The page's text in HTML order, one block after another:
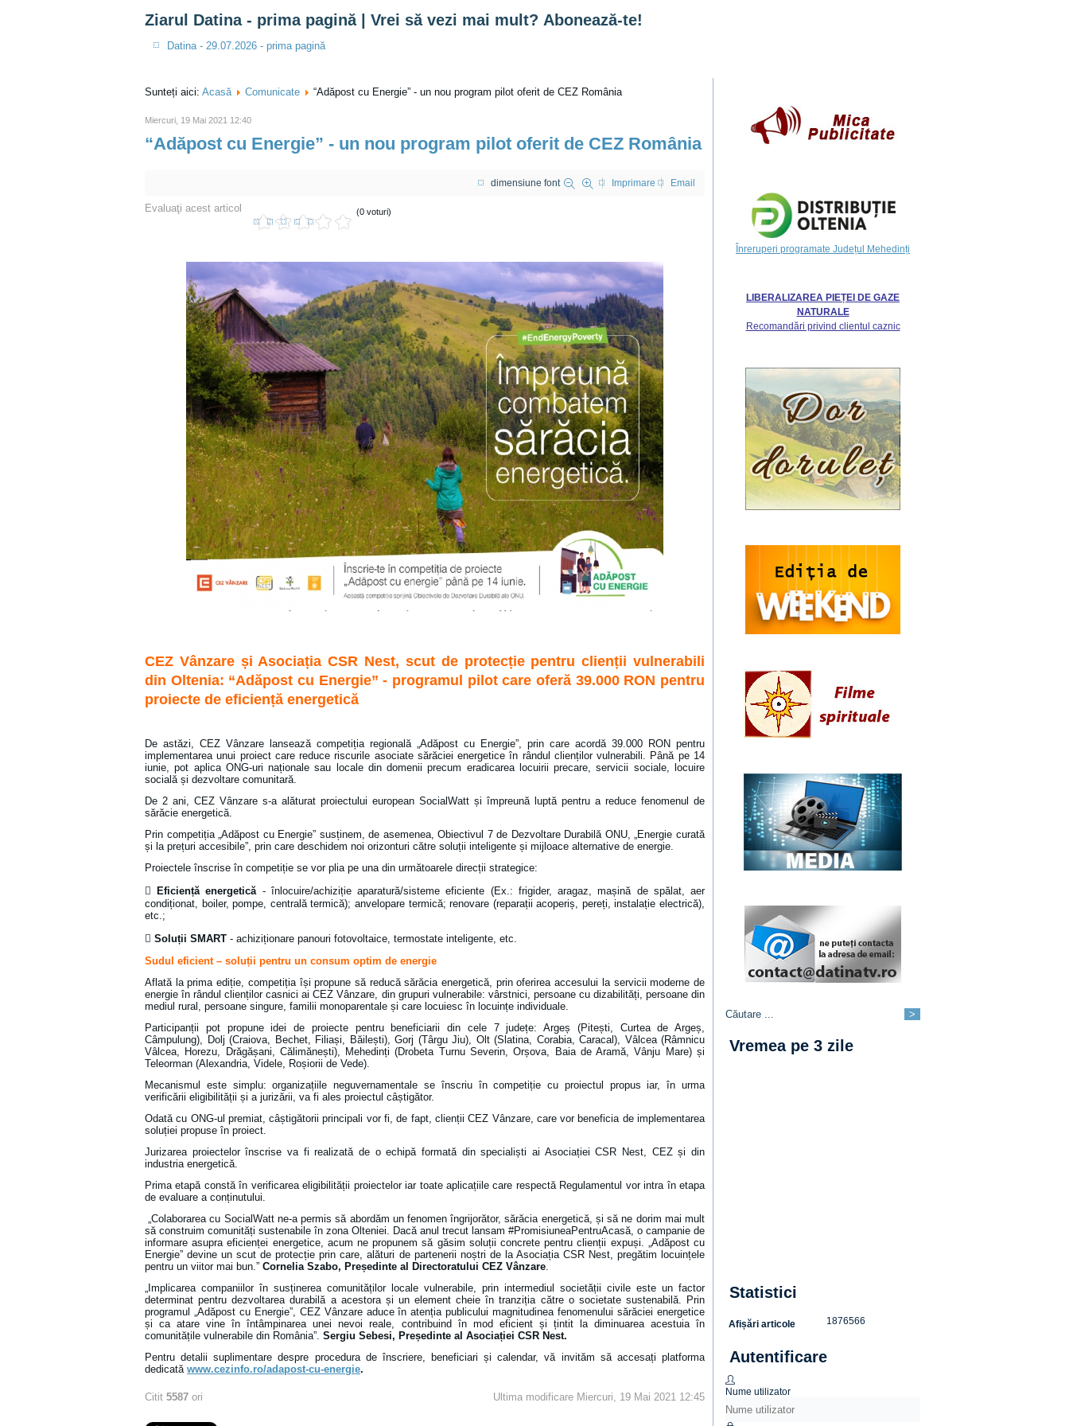
Ziarul Datina - prima pagină | Vrei să vezi mai mult? Abonează-te!
Datina - 29.07.2026 - prima pagină
Sunteți aici: Acasă Comunicate “Adăpost cu Energie” - un nou program pilot oferit de CEZ România
Miercuri, 19 Mai 2021 12:40
“Adăpost cu Energie” - un nou program pilot oferit de CEZ România
dimensiune font Imprimare Email
Evaluaţi acest articol (0 voturi)
CEZ Vânzare și Asociația CSR Nest, scut de protecție pentru clienții vulnerabili
din Oltenia: “Adăpost cu Energie” - programul pilot care oferă 39.000 RON pentru
proiecte de eficiență energetică
De astăzi, CEZ Vânzare lansează competiția regională „Adăpost cu Energie”, prin care acordă 39.000 RON pentru
implementarea unui proiect care reduce riscurile asociate sărăciei energetice în rândul clienților vulnerabili. Până pe 14
iunie, pot aplica ONG-uri naționale sau locale din domenii precum eradicarea locuirii precare, servicii sociale, locuire
socială și dezvoltare comunitară.
De 2 ani, CEZ Vânzare s-a alăturat proiectului european SocialWatt și împreună luptă pentru a reduce fenomenul de
sărăcie energetică.
Prin competiția „Adăpost cu Energie” susținem, de asemenea, Obiectivul 7 de Dezvoltare Durabilă ONU, „Energie curată
și la prețuri accesibile”, prin care deschidem noi orizonturi către soluții inteligente și mijloace alternative de energie.
Proiectele înscrise în competiție se vor plia pe una din următoarele direcții strategice:

Eficiență energetică- înlocuire/achiziție aparatură/sisteme eficiente (Ex.: frigider, aragaz, mașină de spălat, aer
condiționat, boiler, pompe, centrală termică); anvelopare termică; renovare (reparații acoperiș, pereți, instalație electrică),
etc.;
 Soluții SMART - achiziționare panouri fotovoltaice, termostate inteligente, etc.
Sudul eficient – soluții pentru un consum optim de energie
Aflată la prima ediție, competiția își propune să reducă sărăcia energetică, prin oferirea accesului la servicii moderne de
energie în rândul clienților casnici ai CEZ Vânzare, din grupuri vulnerabile: vârstnici, persoane cu dizabilități, persoane din
mediul rural, persoane singure, familii monoparentale și care locuiesc în locuințe individuale.
Participanții pot propune idei de proiecte pentru beneficiarii din cele 7 județe: Argeș (Pitești, Curtea de Argeș,
Câmpulung), Dolj (Craiova, Bechet, Filiași, Băilești), Gorj (Târgu Jiu), Olt (Slatina, Corabia, Caracal), Vâlcea (Râmnicu
Vâlcea, Horezu, Drăgășani, Călimănești), Mehedinți (Drobeta Turnu Severin, Orșova, Baia de Aramă, Vânju Mare) și
Teleorman (Alexandria, Videle, Roșiorii de Vede).
Mecanismul este simplu: organizațiile neguvernamentale se înscriu în competiție cu proiectul propus iar, în urma
verificării eligibilității și a jurizării, va fi ales proiectul câștigător.
Odată cu ONG-ul premiat, câștigătorii principali vor fi, de fapt, clienții CEZ Vânzare, care vor beneficia de implementarea
soluției propuse în proiect.
Jurizarea proiectelor înscrise va fi realizată de o echipă formată din specialiști ai Asociației CSR Nest, CEZ și din
industria energetică.
Prima etapă constă în verificarea eligibilității proiectelor iar toate aplicațiile care respectă Regulamentul vor intra în etapa
de evaluare a conținutului.
„Colaborarea cu SocialWatt ne-a permis să abordăm un fenomen îngrijorător, sărăcia energetică, și să ne dorim mai mult
să construim comunități sustenabile în zona Olteniei. Dacă anul trecut lansam #PromisiuneaPentruAcasă, o campanie de
informare asupra eficienței energetice, acum ne propunem să găsim soluții concrete pentru clienții expuși. „Adăpost cu
Energie” devine un scut de protecție prin care, alături de partenerii noștri de la Asociația CSR Nest, pregătim locuințele
pentru un viitor mai bun.” Cornelia Szabo, Președinte al Directoratului CEZ Vânzare.
„Implicarea companiilor în susținerea comunităților locale vulnerabile, prin intermediul societății civile este un factor
determinat pentru dezvoltarea durabilă a acestora și un element cheie în tranziția către o societate sustenabilă. Prin
programul „Adăpost cu Energie”, CEZ Vânzare aduce în atenția publicului magnitudinea fenomenului sărăciei energetice
și ca atare vine în întâmpinarea unei nevoi reale, contribuind în mod eficient și țintit la diminuarea acestuia în
comunitățile vulnerabile din România”. Sergiu Sebesi, Președinte al Asociației CSR Nest.
Pentru detalii suplimentare despre procedura de înscriere, beneficiari și calendar, vă invităm să accesați platforma
dedicată www.cezinfo.ro/adapost-cu-energie.
Citit 5587 ori Ultima modificare Miercuri, 19 Mai 2021 12:45
Înreruperi programate Județul Mehedinți
LIBERALIZAREA PIEȚEI DE GAZE
NATURALE
Recomandări privind clientul caznic
Vremea pe 3 zile
Statistici
Afișări articole 1876566
Autentificare
Nume utilizator